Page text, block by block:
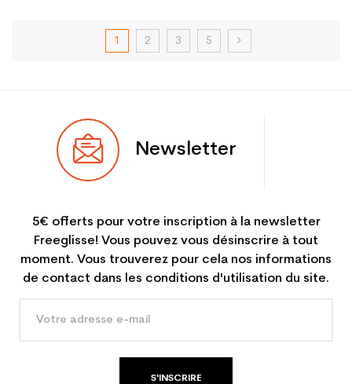
1 2 3 5
Newsletter
5€ offerts pour votre inscription à la newsletter
Freeglisse! Vous pouvez vous désinscrire à tout
moment. Vous trouverez pour cela nos informations
de contact dans les conditions d'utilisation du site.
S'INSCRIRE